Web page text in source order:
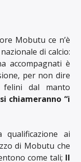
Mobutu ce n’è
di calcio:
accompagnati è
per non dire
dal manto
chiameranno “i
ai
di Mobutu che
come tali; Il